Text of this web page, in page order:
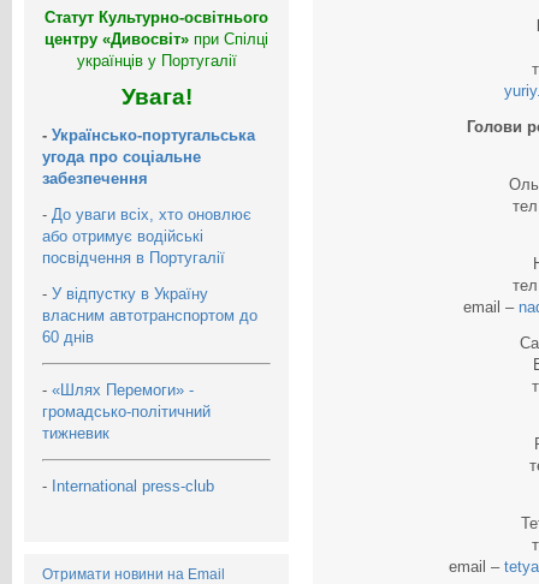
Статут Культурно-освітнього
центру «Дивосвіт» при Спілці
українців у Португалії
Увага!
- Українсько-португальська
угода про соціальне
забезпечення
- До уваги всіх, хто оновлює
або отримує водійські
посвідчення в Португалії
- У відпустку в Україну
власним автотранспортом до
60 днів
- «Шлях Перемоги» -
громадсько-політичний
тижневик
- International press-club
Отримати новини на Email
Голови
email –
email –